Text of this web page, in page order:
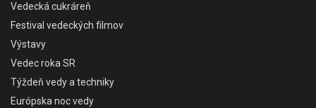
Vedecká cukráreň
Festival vedeckých filmov
Výstavy
Vedec roka SR
Týždeň vedy a techniky
Európska noc vedy